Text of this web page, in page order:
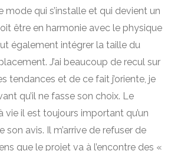
mode qui s’installe et qui devient un
être en harmonie avec le physique
également intégrer la taille du
J’ai beaucoup de recul sur
tendances et de ce fait j’oriente, je
qu’il ne fasse son choix. Le
vie il est toujours important qu’un
son avis. Il m’arrive de refuser de
que le projet va à l’encontre des «